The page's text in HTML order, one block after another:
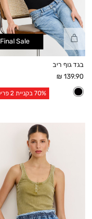
Final Sale
קנייה
מהירה
בגד גוף ריב
מחיר
אחרי
הנחה
139.90 ₪
70% בקניית 2 פריטים